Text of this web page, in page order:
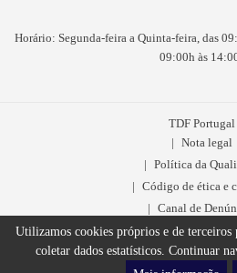
Utilizamos cookies próprios e de terceiros
coletar dados estatísticos. Continuar
Horário: Segunda-feira a Quinta-feira, das
09:00h às
TDF Portugal
Nota legal
Política da
Código de ética e
Canal de
Livro de